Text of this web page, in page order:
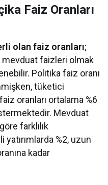
Faiz Oranları
olan faiz oranları;
faizleri olmak
Politika faiz oranı
tüketici
oranları ortalama %6
Mevduat
farklılık
%2, uzun
kadar